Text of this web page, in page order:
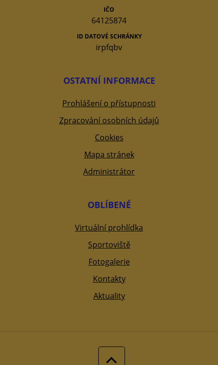
IČO
64125874
ID DATOVÉ SCHRÁNKY
irpfqbv
OSTATNÍ INFORMACE
Prohlášení o přístupnosti
Zpracování osobních údajů
Cookies
Mapa stránek
Administrátor
OBLÍBENÉ
Virtuální prohlídka
Sportoviště
Fotogalerie
Kontakty
Aktuality